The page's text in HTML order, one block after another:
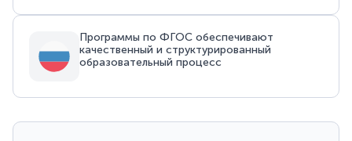
Программы по ФГОС обеспечивают
качественный и структурированный
образовательный процесс